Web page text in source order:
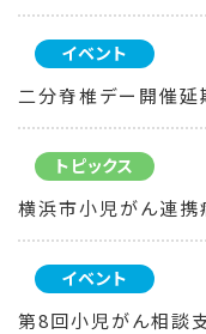
イベント
二分脊椎デー開催延
トピックス
横浜市小児がん連携
イベント
第8回小児がん相談